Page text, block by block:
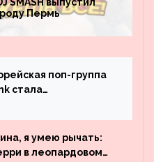
Пермь
поп-группа
стала
на YouTube. Они
даже Джастина
я умею рычать:
в леопардовом